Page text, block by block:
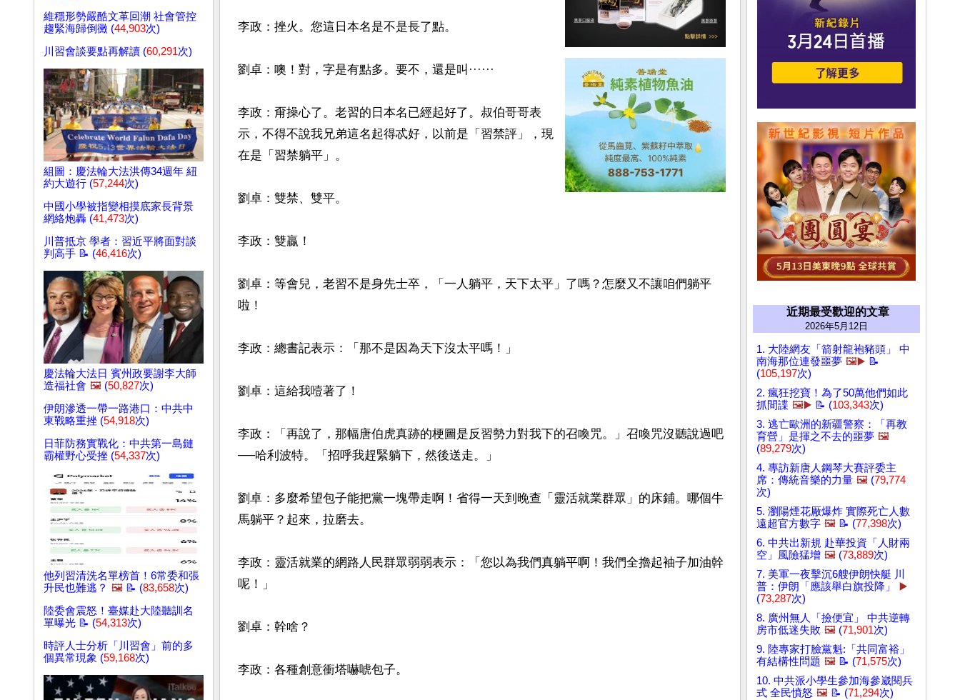
維穩形勢嚴酷文革回潮 社會管控
趨緊海歸倒黴 (44,903次)
川習會談要點再解讀 (60,291次)
組圖：慶法輪大法洪傳34週年 紐
約大遊行 (57,244次)
中國小學被指變相摸底家長背景
網絡炮轟 (41,473次)
川普抵京 學者：習近平將面對談
判高手 📝 (46,416次)
慶法輪大法日 賓州政要謝李大師
造福社會 🖼️ (50,827次)
伊朗滲透一帶一路港口：中共中
東戰略重挫 (54,918次)
日菲防務實戰化：中共第一島鏈
霸權野心受挫 (54,337次)
他列習清洗名單榜首！6常委和張
升民也難逃？ 🖼️ 📝 (83,658次)
陸委會震怒！臺媒赴大陸聽訓名
單曝光 📝 (54,313次)
時評人士分析「川習會」前的多
個異常現象 (59,168次)
李政：挫火。您這日本名是不是長了點。
劉卓：噢！對，字是有點多。要不，還是叫······
李政：甭操心了。老習的日本名已經起好了。叔伯哥哥表
示，不得不說我兄弟這名起得忒好，以前是「習禁評」，現
在是「習禁躺平」。
劉卓：雙禁、雙平。
李政：雙贏！
劉卓：等會兒，老習不是身先士卒，「一人躺平，天下太平」了嗎？怎麼又不讓咱們躺平
啦！
李政：總書記表示：「那不是因為天下沒太平嗎！」
劉卓：這給我噎著了！
李政：「再說了，那幅唐伯虎真跡的梗圖是反習勢力對我下的召喚咒。」召喚咒沒聽說過吧
──哈利波特。「招呼我趕緊躺下，然後送走。」
劉卓：多麼希望包子能把黨一塊帶走啊！省得一天到晚查「靈活就業群眾」的床鋪。哪個牛
馬躺平？起來，拉磨去。
李政：靈活就業的網路人民群眾弱弱表示：「您以為我們真躺平啊！我們全擼起袖子加油幹
呢！」
劉卓：幹啥？
李政：各種創意衝塔嚇唬包子。
近期最受歡迎的文章
2026年5月12日
1. 大陸網友「箭射龍袍豬頭」 中
南海那位連發噩夢 🖼️▶️ 📝
(105,197次)
2. 瘋狂挖寶！為了50萬他們如此
抓間諜 🖼️▶️ 📝 (103,343次)
3. 逃亡歐洲的新疆警察：「再教
育營」是揮之不去的噩夢 🖼️
(89,279次)
4. 專訪新唐人鋼琴大賽評委主
席：傳統音樂的力量 🖼️ (79,774
次)
5. 瀏陽煙花厰爆炸 實際死亡人數
遠超官方數字 🖼️ 📝 (77,398次)
6. 中共出新規 赴華投資「人財兩
空」風險猛增 🖼️ (73,889次)
7. 美軍一夜擊沉6艘伊朗快艇 川
普：伊朗「應該舉白旗投降」
▶️
(73,287次)
8. 廣州無人「撿便宜」 中共逆轉
房市低迷失敗 🖼️ (71,901次)
9. 陸專家打臉黨魁:「共同富裕」
有結構性問題 🖼️ 📝 (71,575次)
10. 中共派小學生參加海參崴閱兵
式 全民憤怒 🖼️ 📝 (71,294次)